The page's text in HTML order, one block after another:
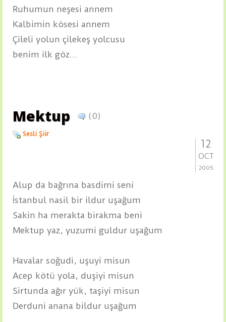
Ruhumun neşesi annem
Kalbimin kösesi annem
Çileli yolun çilekeş yolcusu
benim ilk göz...
Mektup (0)
Sesli Şiir
12
OCT
2005
Alup da bağrına basdimi seni
İstanbul nasil bir ildur uşağum
Sakin ha merakta birakma beni
Mektup yaz, yuzumi guldur uşağum
Havalar soğudi, uşuyi misun
Acep kötü yola, duşiyi misun
Sirtunda ağır yük, taşiyi misun
Derduni anana bildur uşağum